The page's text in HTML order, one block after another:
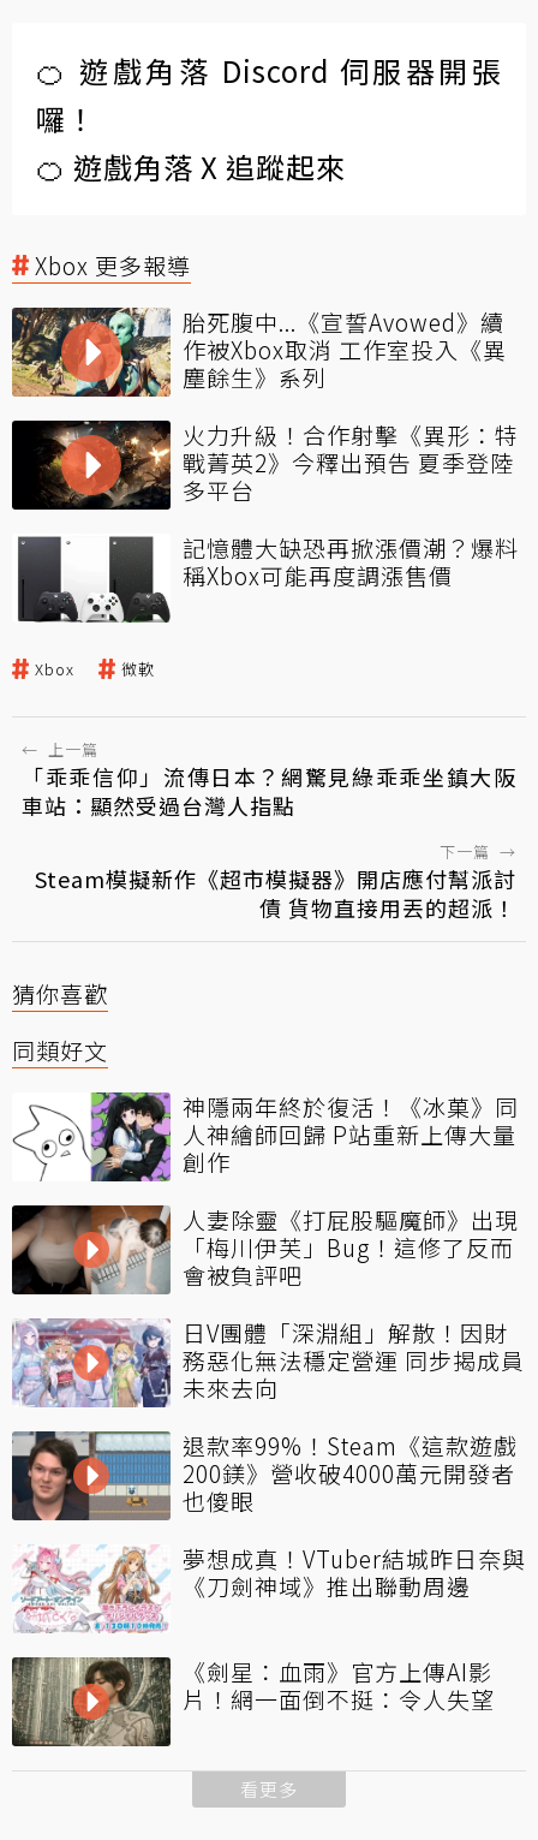
🍊 遊戲角落 Discord 伺服器開張
囉！
🍊 遊戲角落 X 追蹤起來
Xbox 更多報導
胎死腹中...《宣誓Avowed》續
作被Xbox取消 工作室投入《異
塵餘生》系列
火力升級！合作射擊《異形：特
戰菁英2》今釋出預告 夏季登陸
多平台
記憶體大缺恐再掀漲價潮？爆料
稱Xbox可能再度調漲售價
Xbox 微軟
← 上一篇
「乖乖信仰」流傳日本？網驚見綠乖乖坐鎮大阪
車站：顯然受過台灣人指點
下一篇 →
Steam模擬新作《超市模擬器》開店應付幫派討
債 貨物直接用丟的超派！
猜你喜歡
同類好文
神隱兩年終於復活！《冰菓》同
人神繪師回歸 P站重新上傳大量
創作
人妻除靈《打屁股驅魔師》出現
「梅川伊芙」Bug！這修了反而
會被負評吧
日V團體「深淵組」解散！因財
務惡化無法穩定營運 同步揭成員
未來去向
退款率99%！Steam《這款遊戲
200鎂》營收破4000萬元開發者
也傻眼
夢想成真！VTuber結城昨日奈與
《刀劍神域》推出聯動周邊
《劍星：血雨》官方上傳AI影
片！網一面倒不挺：令人失望
看更多